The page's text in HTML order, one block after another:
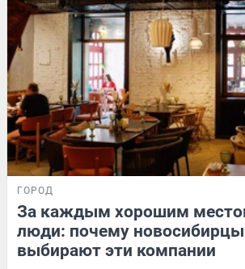
ГОРОД
За каждым хорошим
люди: почему
выбирают эти компании